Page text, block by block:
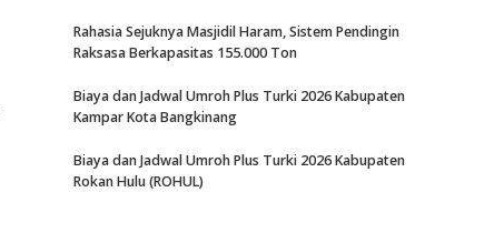
Rahasia Sejuknya Masjidil Haram, Sistem Pendingin
Raksasa Berkapasitas 155.000 Ton
Biaya dan Jadwal Umroh Plus Turki 2026 Kabupaten
Kampar Kota Bangkinang
Biaya dan Jadwal Umroh Plus Turki 2026 Kabupaten
Rokan Hulu (ROHUL)